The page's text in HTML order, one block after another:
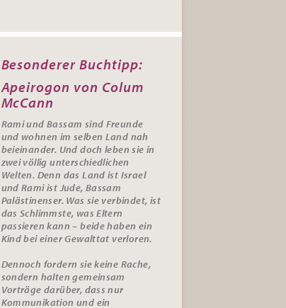
Besonderer Buchtipp:
Apeirogon von Colum
McCann
Rami und Bassam sind Freunde
und wohnen im selben Land nah
beieinander. Und doch leben sie in
zwei völlig unterschiedlichen
Welten. Denn das Land ist Israel
und Rami ist Jude, Bassam
Palästinenser. Was sie verbindet, ist
das Schlimmste, was Eltern
passieren kann – beide haben ein
Kind bei einer Gewalttat verloren.
Dennoch fordern sie keine Rache,
sondern halten gemeinsam
Vorträge darüber, dass nur
Kommunikation und ein